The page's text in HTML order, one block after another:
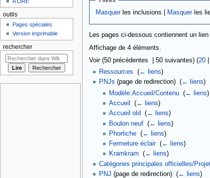
Masquerles inclusions | Masquerles
Les pages ci-dessous contiennent un lien
Affichage de 4 éléments.
Voir (50 précédentes | 50 suivantes) (20|
Ressources ‎(← liens)
PNJs (page de redirection) ‎(← liens)
Modèle:Accueil/Contenu ‎(← liens)
Accueil
‎(← liens)
Accueil old
‎(← liens)
Boulon neuf ‎(← liens)
Phortiche ‎(← liens)
Fermeture éclair‎(← liens)
Kramkram
‎(← liens)
Catégories principales officielles/
PNJ (page de redirection) ‎(← liens)
outils
Pages spéciales
Version imprimable
rechercher